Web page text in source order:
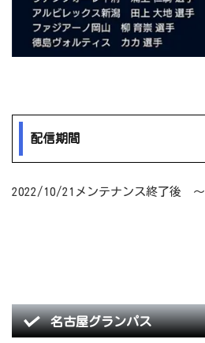
配信期間
2022/10/21メンテナンス終了後 ～
名古屋グランパス